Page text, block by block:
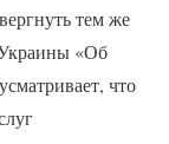
тем же
«Об
что